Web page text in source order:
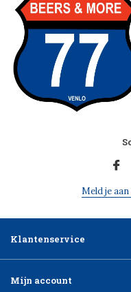
Meld je
Klantenservice
Mijn account